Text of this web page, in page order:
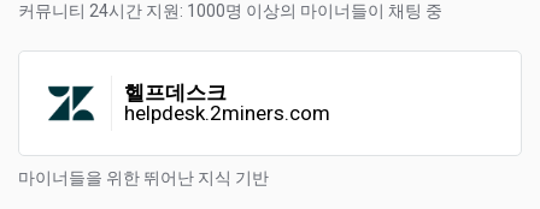
커뮤니티 24시간 지원: 1000명 이상의 마이너들이 채팅 중
헬프데스크
helpdesk.2miners.com
마이너들을 위한 뛰어난 지식 기반